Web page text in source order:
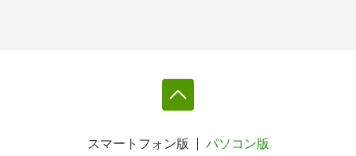
スマートフォン版 パソコン版